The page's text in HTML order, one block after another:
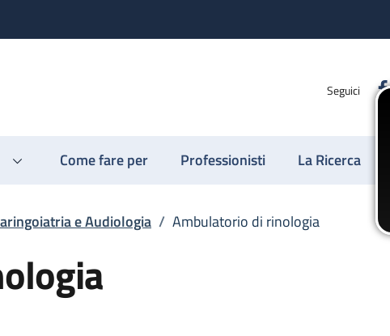
Seguici
Come fare per Professionisti La Ricerca
e Audiologia / Ambulatorio di rinologia